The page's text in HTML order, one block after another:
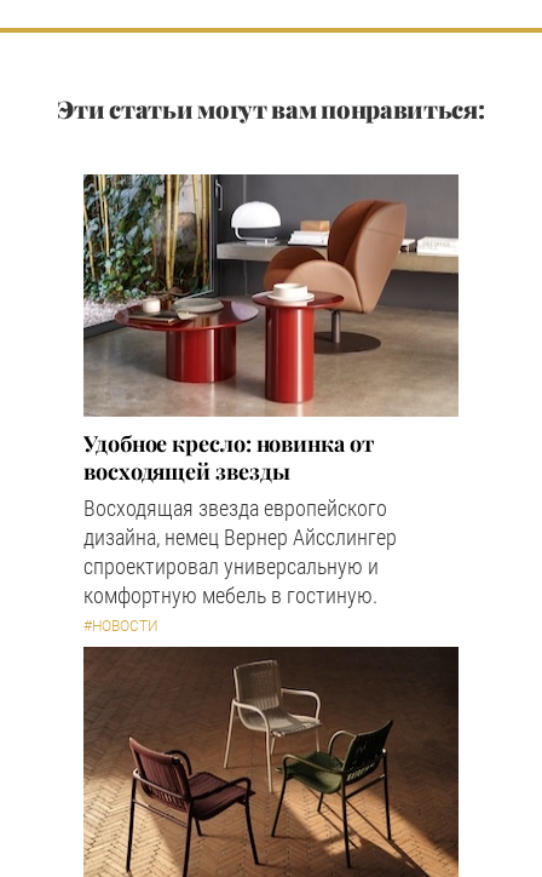
Эти статьи могут вам понравиться:
Удобное кресло: новинка от
восходящей звезды
Восходящая звезда европейского
дизайна, немец Вернер Айсслингер
спроектировал универсальную и
комфортную мебель в гостиную.
#НОВОСТИ